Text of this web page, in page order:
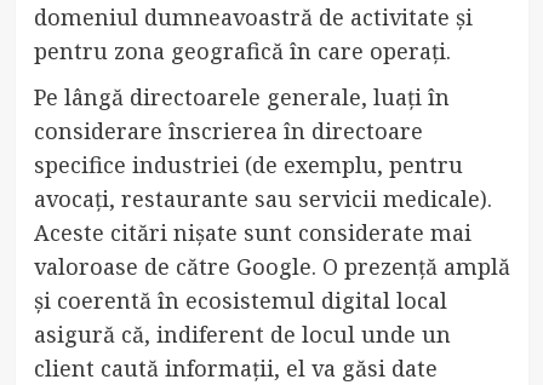
domeniul dumneavoastră de activitate și
pentru zona geografică în care operați.
Pe lângă directoarele generale, luați în
considerare înscrierea în directoare
specifice industriei (de exemplu, pentru
avocați, restaurante sau servicii medicale).
Aceste citări nișate sunt considerate mai
valoroase de către Google. O prezență amplă
și coerentă în ecosistemul digital local
asigură că, indiferent de locul unde un
client caută informații, el va găsi date